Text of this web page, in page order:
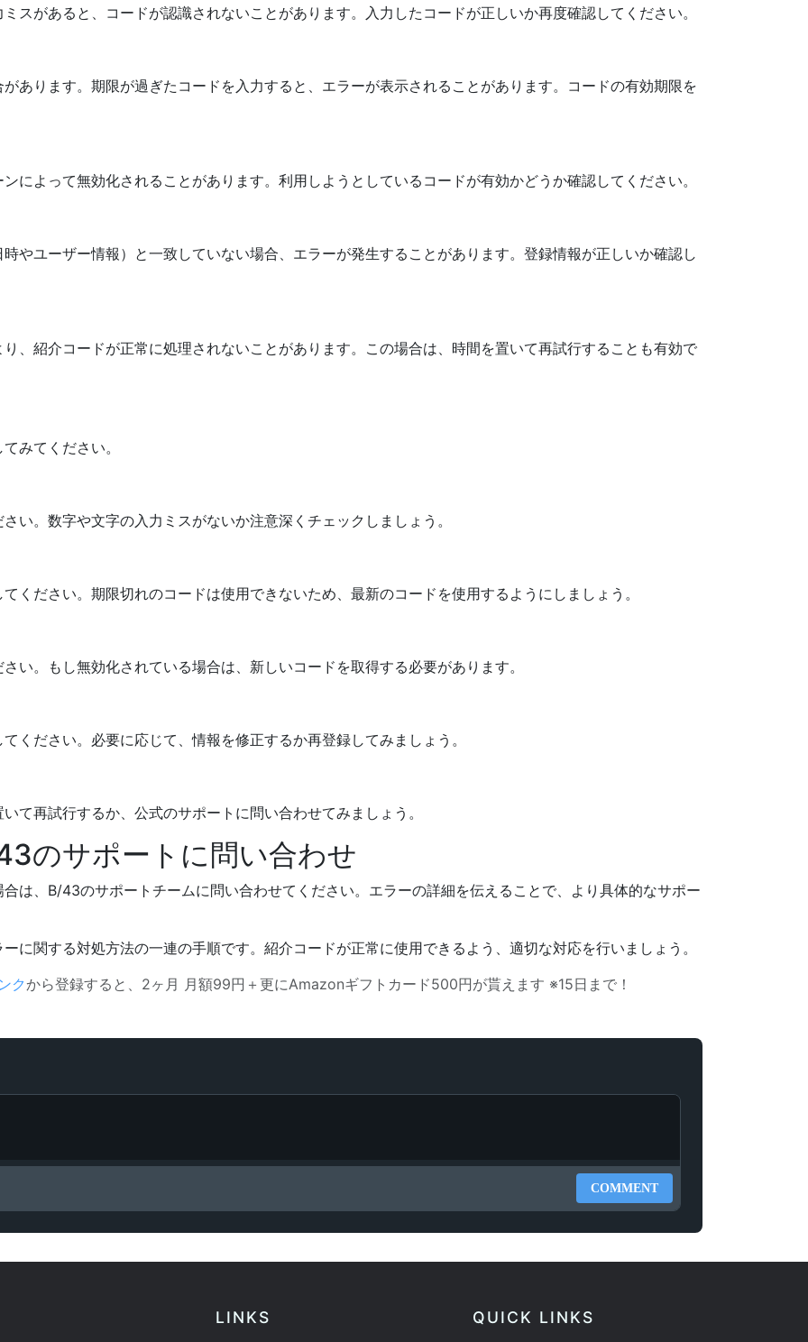
スがあると、コードが認識されないことがあります。入力したコードが正しいか再度確認してください。
あります。期限が過ぎたコードを入力すると、エラーが表示されることがあります。コードの有効期限を
によって無効化されることがあります。利用しようとしているコードが有効かどうか確認してください。
やユーザー情報）と一致していない場合、エラーが発生することがあります。登録情報が正しいか確認し
、紹介コードが正常に処理されないことがあります。この場合は、時間を置いて再試行することも有効で
みてください。
い。数字や文字の入力ミスがないか注意深くチェックしましょう。
ください。期限切れのコードは使用できないため、最新のコードを使用するようにしましょう。
い。もし無効化されている場合は、新しいコードを取得する必要があります。
ください。必要に応じて、情報を修正するか再登録してみましょう。
て再試行するか、公式のサポートに問い合わせてみましょう。
のサポートに問い合わせ
は、B/43のサポートチームに問い合わせてください。エラーの詳細を伝えることで、より具体的なサポー
に関する対処方法の一連の手順です。紹介コードが正常に使用できるよう、適切な対応を行いましょう。
クから登録すると、2ヶ月 月額99円＋更にAmazonギフトカード500円が貰えます ※15日まで！
COMMENT
LINKS QUICK LINKS